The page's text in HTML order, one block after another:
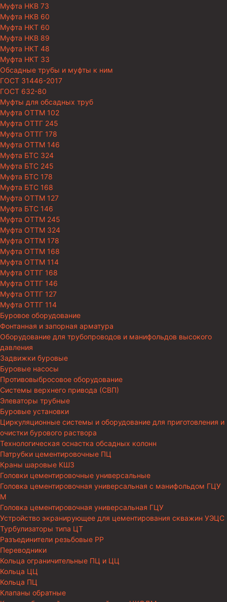
Муфта НКВ 73
Муфта НКВ 60
Муфта НКТ 60
Муфта НКВ 89
Муфта НКТ 48
Муфта НКТ 33
Обсадные трубы и муфты к ним
ГОСТ 31446-2017
ГОСТ 632-80
Муфты для обсадных труб
Муфта ОТТМ 102
Муфта ОТТГ 245
Муфта ОТТГ 178
Муфта ОТТМ 146
Муфта БТС 324
Муфта БТС 245
Муфта БТС 178
Муфта БТС 168
Муфта ОТТМ 127
Муфта БТС 146
Муфта ОТТМ 245
Муфта ОТТМ 324
Муфта ОТТМ 178
Муфта ОТТМ 168
Муфта ОТТМ 114
Муфта ОТТГ 168
Муфта ОТТГ 146
Муфта ОТТГ 127
Муфта ОТТГ 114
Буровое оборудование
Фонтанная и запорная арматура
Оборудование для трубопроводов и манифольдов высокого
давления
Задвижки буровые
Буровые насосы
Противовыбросовое оборудование
Системы верхнего привода (СВП)
Элеваторы трубные
Буровые установки
Циркуляционные системы и оборудование для приготовления и
очистки бурового раствора
Технологическая оснастка обсадных колонн
Патрубки цементировочные ПЦ
Краны шаровые КШЗ
Головки цементировочные универсальные
Головка цементировочная универсальная с манифольдом ГЦУ
М
Головка цементировочная универсальная ГЦУ
Устройство экранирующее для цементирования скважин УЭЦС
Турбулизаторы типа ЦТ
Разъединители резьбовые РР
Переводники
Кольца ограничительные ПЦ и ЦЦ
Кольца ЦЦ
Кольца ПЦ
Клапаны обратные